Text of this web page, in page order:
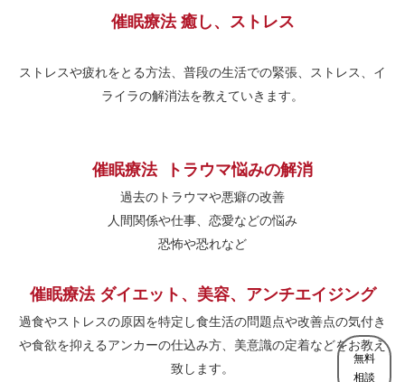
催眠療法 癒し、ストレス
ストレスや疲れをとる方法、普段の生活での緊張、ストレス、イ
ライラの解消法を教えていきます。
催眠療法 トラウマ悩みの解消
過去のトラウマや悪癖の改善
人間関係や仕事、恋愛などの悩み
恐怖や恐れなど
催眠療法 ダイエット、美容、アンチエイジング
過食やストレスの原因を特定し食生活の問題点や改善点の気付き
や食欲を抑えるアンカーの仕込み方、美意識の定着などをお教え
致します。
無料
相談